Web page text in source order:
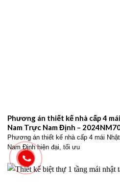
Phương án thiết kế nhà cấp 4
Nam Trực Nam Định –
Phương án thiết kế nhà cấp 4 mái
Nam Định hiện đại, tối ưu